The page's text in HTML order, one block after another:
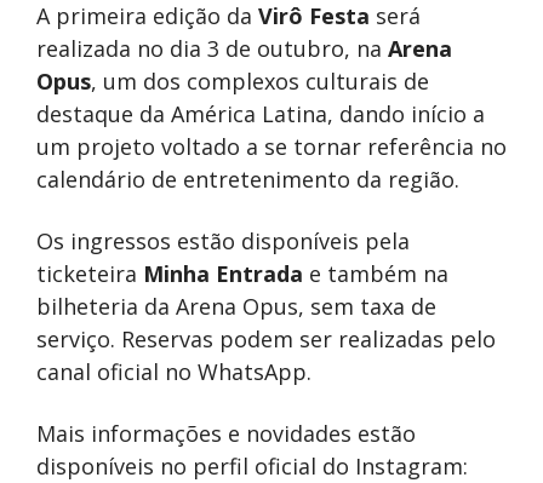
A primeira edição da Virô Festa será
realizada no dia 3 de outubro, na Arena
Opus, um dos complexos culturais de
destaque da América Latina, dando início a
um projeto voltado a se tornar referência no
calendário de entretenimento da região.
Os ingressos estão disponíveis pela
ticketeira Minha Entrada e também na
bilheteria da Arena Opus, sem taxa de
serviço. Reservas podem ser realizadas pelo
canal oficial no WhatsApp.
Mais informações e novidades estão
disponíveis no perfil oficial do Instagram: